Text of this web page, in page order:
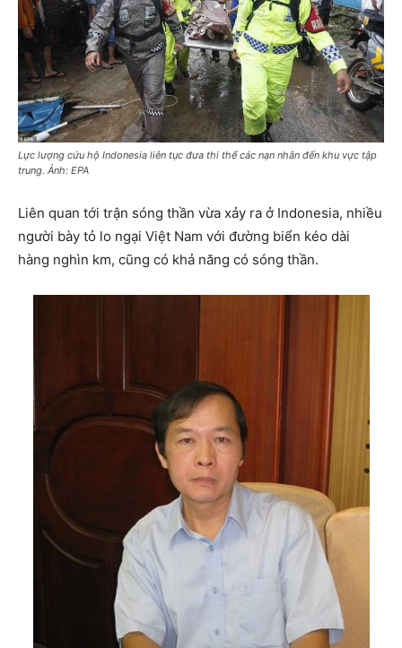
Lực lượng cứu hộ Indonesia liên tục đưa thi thể các nạn nhân đến khu vực tập
trung. Ảnh: EPA
Liên quan tới trận sóng thần vừa xảy ra ở Indonesia, nhiều
người bày tỏ lo ngại Việt Nam với đường biển kéo dài
hàng nghìn km, cũng có khả năng có sóng thần.